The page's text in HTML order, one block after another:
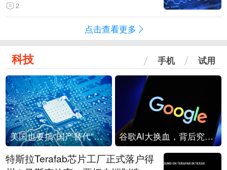
2
点击查看更多
科技 手机 试用
美国也要搞“国产替代”？先算清三笔账 谷歌AI大换血，背后究竟发生了什么？
特斯拉Terafab芯片工厂正式落户得